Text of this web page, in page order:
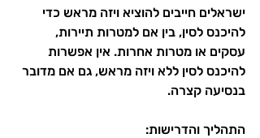
ישראלים חייבים להוציא ויזה מראש כדי
להיכנס לסין, בין אם למטרות תיירות,
עסקים או מטרות אחרות. אין אפשרות
להיכנס לסין ללא ויזה מראש, גם אם מדובר
בנסיעה קצרה.
התהליך והדרישות: